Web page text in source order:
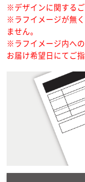
※デザインに関する
※ラフイメージが無
ません。
※ラフイメージ内へ
お届け希望日にてご